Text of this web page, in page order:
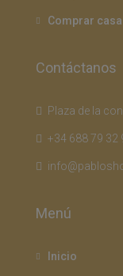
Comprar
Contáctanos
Plaza de la
+34 688 79 32
Menú
Inicio